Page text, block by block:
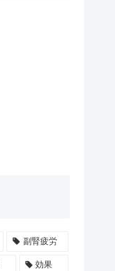
副腎疲労
効果